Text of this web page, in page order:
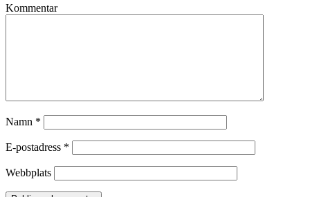
Kommentar
Namn *
E-postadress *
Webbplats